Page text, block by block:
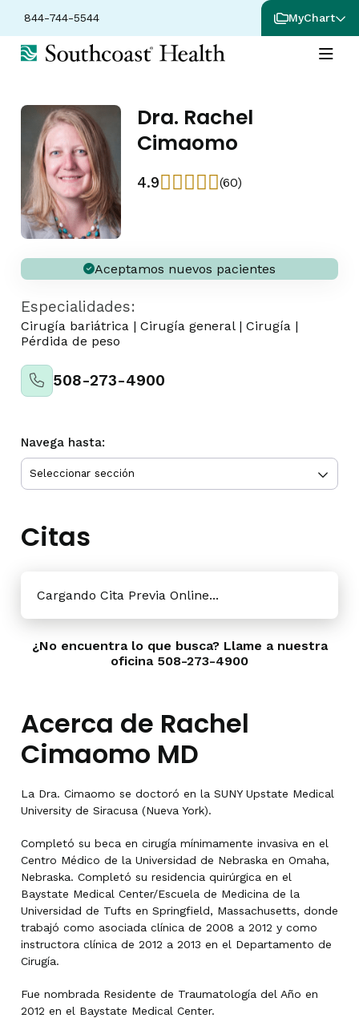
844-744-5544 MyChart
Dra. Rachel
Cimaomo
4.9 (60)
Aceptamos nuevos pacientes
Especialidades:
Cirugía bariátrica | Cirugía general| Cirugía |
Pérdida de peso
508-273-4900
Navega hasta:
Citas
Cargando Cita Previa Online...
¿No encuentra lo que busca? Llame a nuestra
oficina 508-273-4900
Acerca de Rachel
Cimaomo MD
La Dra. Cimaomo se doctoró en la SUNY Upstate Medical
University de Siracusa (Nueva York).
Completó su beca en cirugía mínimamente invasiva en el
Centro Médico de la Universidad de Nebraska en Omaha,
Nebraska. Completó su residencia quirúrgica en el
Baystate Medical Center/Escuela de Medicina de la
Universidad de Tufts en Springfield, Massachusetts, donde
trabajó como asociada clínica de 2008 a 2012 y como
instructora clínica de 2012 a 2013 en el Departamento de
Cirugía.
Fue nombrada Residente de Traumatología del Año en
2012 en el Baystate Medical Center.